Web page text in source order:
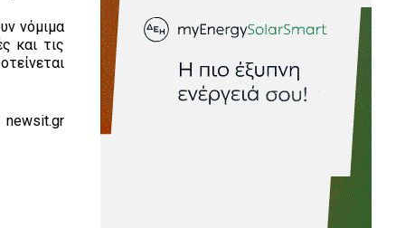
νόμιμα
και τις
newsit.gr